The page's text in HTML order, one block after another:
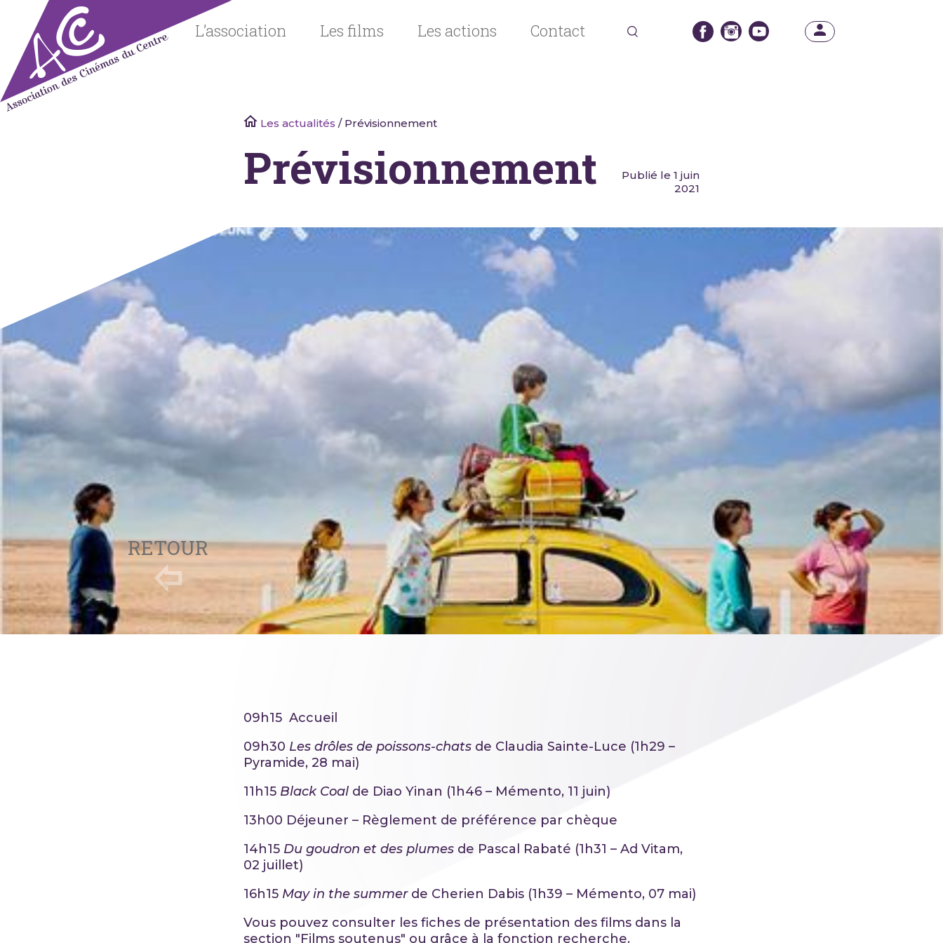
content
Association
du Centre
L’association Les films Les actions Contact
Les actualités / Prévisionnement
Prévisionnement
Publié le 1 juin
2021
RETOUR
09h15 Accueil
09h30 Les drôles de poissons-chats de Claudia Sainte-Luce (1h29 –
Pyramide, 28 mai)
11h15 Black Coal de Diao Yinan (1h46 – Mémento, 11 juin)
13h00 Déjeuner – Règlement de préférence par chèque
14h15 Du goudron et des plumes de Pascal Rabaté (1h31 – Ad Vitam,
02 juillet)
16h15 May in the summerde Cherien Dabis (1h39 – Mémento, 07 mai)
Vous pouvez consulter les fiches de présentation des films dans la
section "Films soutenus" ou grâce à la fonction recherche.